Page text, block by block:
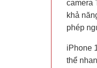
camera
khả
phép
iPhone
thể